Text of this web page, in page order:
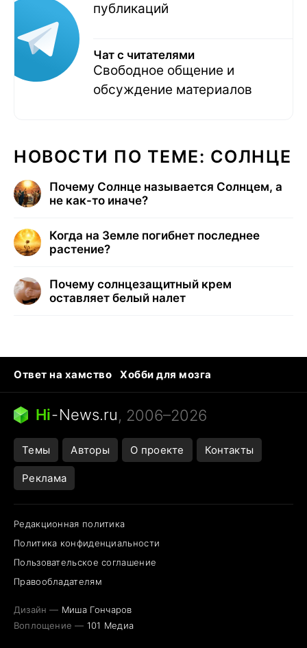
публикаций
Чат с читателями
Свободное общение и
обсуждение материалов
НОВОСТИ ПО ТЕМЕ: СОЛНЦЕ
Почему Солнце называется Солнцем, а
не как-то иначе?
Когда на Земле погибнет последнее
растение?
Почему солнцезащитный крем
оставляет белый налет
Ответ на хамство
Хобби для мозга
Бензин 100 и 95
Тунцы в океанариуме
Следующая пандемия
Hi-News.ru, 2006–2026
Темы Авторы О проекте Контакты
Реклама
Редакционная политика
Политика конфиденциальности
Пользовательское соглашение
Правообладателям
Дизайн — Миша Гончаров
Воплощение — 101 Медиа